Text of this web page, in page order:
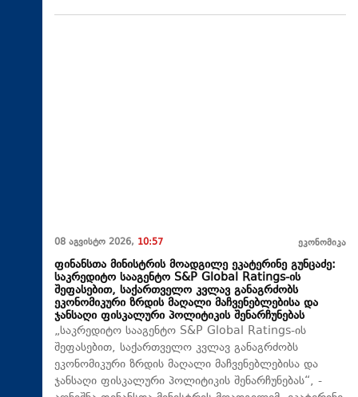
08 აგვისტო 2026, 10:57 ეკონომიკა
ფინანსთა მინისტრის მოადგილე ეკატერინე გუნცაძე:
საკრედიტო სააგენტო S&P Global Ratings-ის
შეფასებით, საქართველო კვლავ განაგრძობს
ეკონომიკური ზრდის მაღალი მაჩვენებლებისა და
ჯანსაღი ფისკალური პოლიტიკის შენარჩუნებას
„საკრედიტო სააგენტო S&P Global Ratings-ის
შეფასებით, საქართველო კვლავ განაგრძობს
ეკონომიკური ზრდის მაღალი მაჩვენებლებისა და
ჯანსაღი ფისკალური პოლიტიკის შენარჩუნებას“, -